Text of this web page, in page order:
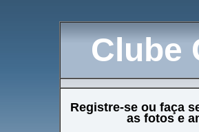
Clube
Registre-se ou faça
as fotos e